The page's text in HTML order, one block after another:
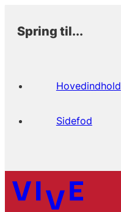
Spring til...
Hovedindhold
Sidefod